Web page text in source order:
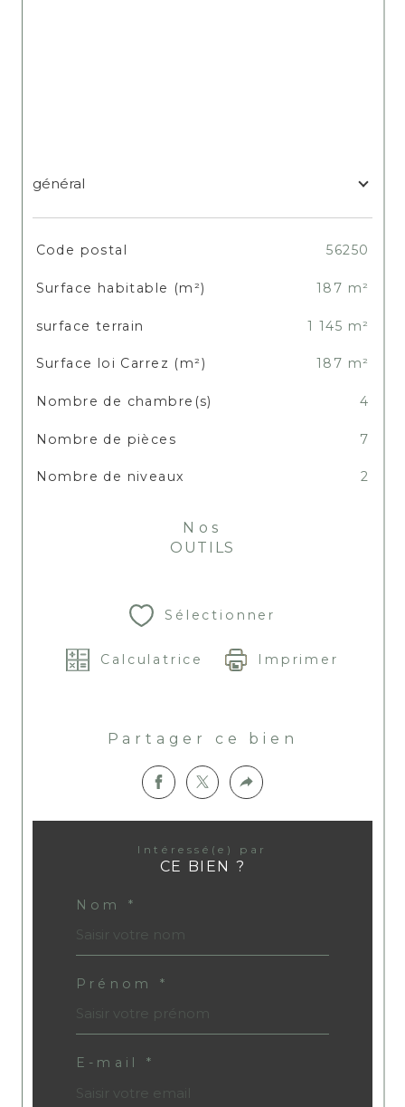
général
TRAD_SIROCCO_Caracteristique
Code postal 56250
Surface habitable (m²) 187 m²
surface terrain 1 145 m²
Surface loi Carrez (m²) 187 m²
Nombre de chambre(s) 4
Nombre de pièces 7
Nombre de niveaux 2
Nos
OUTILS
Sélectionner
Calculatrice Imprimer
Partager ce bien
Intéressé(e) par
CE BIEN ?
Nom *
Prénom *
E-mail *